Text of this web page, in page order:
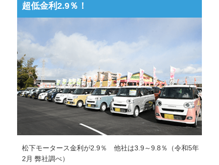
超低金利2.9％！
松下モータース金利が2.9％ 他社は3.9～9.8％（令和5年
2月 弊社調べ）